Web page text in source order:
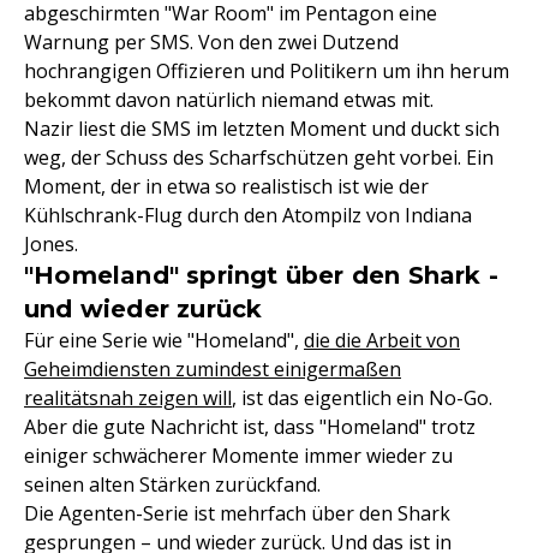
abgeschirmten "War Room" im Pentagon eine
Warnung per SMS. Von den zwei Dutzend
hochrangigen Offizieren und Politikern um ihn herum
bekommt davon natürlich niemand etwas mit.
Nazir liest die SMS im letzten Moment und duckt sich
weg, der Schuss des Scharfschützen geht vorbei. Ein
Moment, der in etwa so realistisch ist wie der
Kühlschrank-Flug durch den Atompilz von Indiana
Jones.
"Homeland" springt über den Shark -
und wieder zurück
Für eine Serie wie "Homeland", die die Arbeit von
Geheimdiensten zumindest einigermaßen
realitätsnah zeigen will, ist das eigentlich ein No-Go.
Aber die gute Nachricht ist, dass "Homeland" trotz
einiger schwächerer Momente immer wieder zu
seinen alten Stärken zurückfand.
Die Agenten-Serie ist mehrfach über den Shark
gesprungen – und wieder zurück. Und das ist in